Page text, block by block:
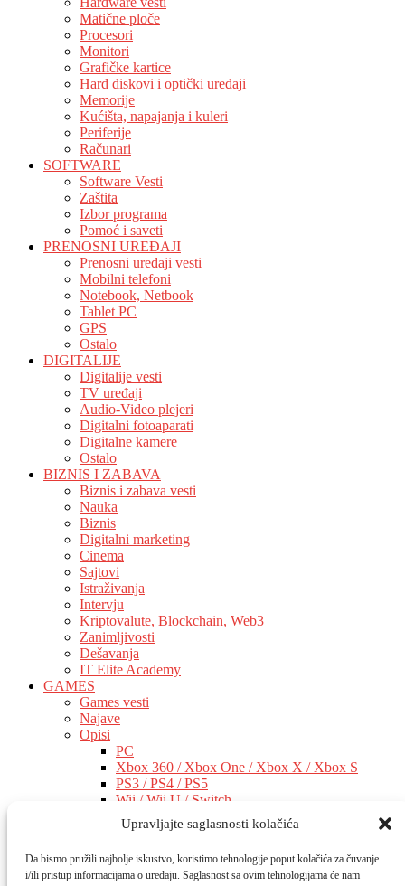
Upravljajte saglasnosti kolačića
Da bismo pružili najbolje iskustvo, koristimo tehnologije poput kolačića za čuvanje
i/ili pristup informacijama o uređaju. Saglasnost sa ovim tehnologijama će nam
Matične ploče
Procesori
Monitori
Grafičke kartice
Hard diskovi i optički uređaji
Memorije
Kućišta, napajanja i kuleri
Periferije
Računari
SOFTWARE
Software Vesti
Zaštita
Izbor programa
Pomoć i saveti
PRENOSNI UREĐAJI
Prenosni uređaji vesti
Mobilni telefoni
Notebook, Netbook
Tablet PC
GPS
Ostalo
DIGITALIJE
Digitalije vesti
TV uređaji
Audio-Video plejeri
Digitalni fotoaparati
Digitalne kamere
Ostalo
BIZNIS I ZABAVA
Biznis i zabava vesti
Nauka
Biznis
Digitalni marketing
Cinema
Sajtovi
Istraživanja
Intervju
Kriptovalute, Blockchain, Web3
Zanimljivosti
Dešavanja
IT Elite Academy
GAMES
Games vesti
Najave
Opisi
PC
Xbox 360 / Xbox One / Xbox X / Xbox S
PS3 / PS4 / PS5
Wii / Wii U / Switch
Ostalo
AI Software
AI Hardware